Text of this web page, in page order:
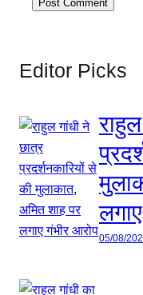
Editor Picks
05/08/